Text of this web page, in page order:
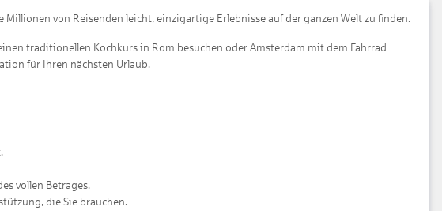
von Reisenden leicht, einzigartige Erlebnisse auf der ganzen Welt zu finden.
traditionellen Kochkurs in Rom besuchen oder Amsterdam mit dem Fahrrad
für Ihren nächsten Urlaub.
vollen Betrages.
die Sie brauchen.